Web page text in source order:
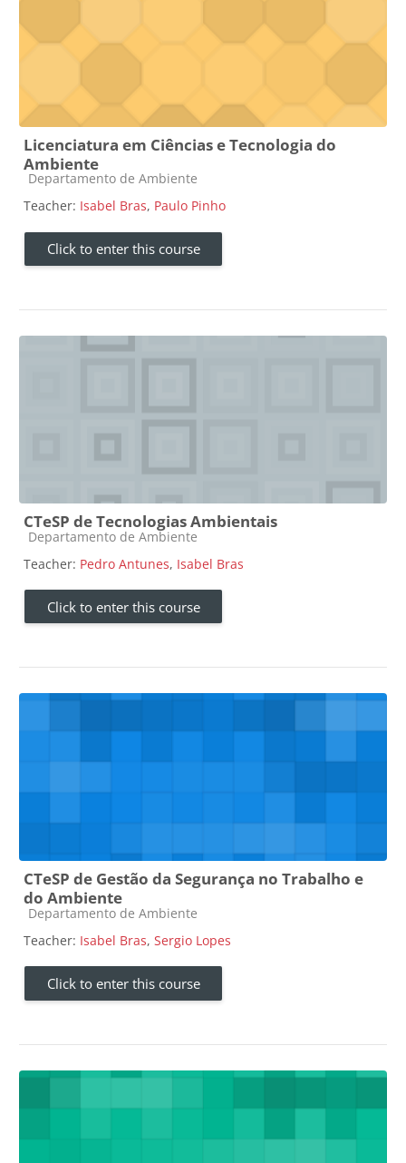
Licenciatura em Ciências e Tecnologia do
Ambiente
Course category
Departamento de Ambiente
Teacher: Isabel Bras, Paulo Pinho
Click to enter this course
CTeSP de Tecnologias Ambientais
Course category
Departamento de Ambiente
Teacher: Pedro Antunes, Isabel Bras
Click to enter this course
CTeSP de Gestão da Segurança no Trabalho e
do Ambiente
Course category
Departamento de Ambiente
Teacher: Isabel Bras, Sergio Lopes
Click to enter this course